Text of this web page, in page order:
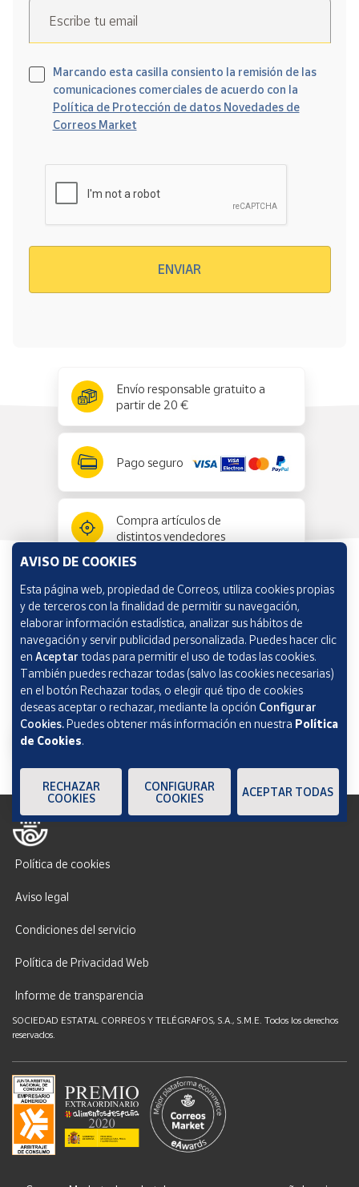
Escribe tu email
Marcando esta casilla consiento la remisión de las
comunicaciones comerciales de acuerdo con la
Política de Protección de datos Novedades de
Correos Market
ENVIAR
Envío responsable gratuito a
partir de 20 €
Pago seguro
Compra artículos de
distintos vendedores
Información y ayuda
Correos Market
Política de cookies
Aviso legal
Condiciones del servicio
Política de Privacidad Web
Informe de transparencia
SOCIEDAD ESTATAL CORREOS Y TELÉGRAFOS, S.A., S.M.E. Todos los derechos
reservados.
AVISO DE COOKIES
Esta página web, propiedad de Correos, utiliza cookies propias
y de terceros con la finalidad de permitir su navegación,
elaborar información estadística, analizar sus hábitos de
navegación y servir publicidad personalizada. Puedes hacer clic
en Aceptar todas para permitir el uso de todas las cookies.
También puedes rechazar todas (salvo las cookies necesarias)
en el botón Rechazar todas, o elegir qué tipo de cookies
deseas aceptar o rechazar, mediante la opción Configurar
Cookies.Puedes obtener más información en nuestra Política
de Cookies.
RECHAZAR
COOKIES
CONFIGURAR
COOKIES
ACEPTAR TODAS